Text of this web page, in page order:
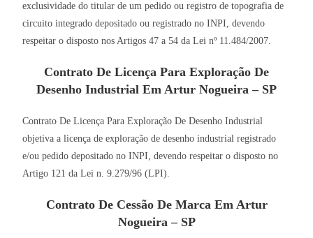
exclusividade do titular de um pedido ou registro de topografia de
circuito integrado depositado ou registrado no INPI, devendo
respeitar o disposto nos Artigos 47 a 54 da Lei nº 11.484/2007.
Contrato De Licença Para Exploração De
Desenho Industrial Em Artur Nogueira – SP
Contrato De Licença Para Exploração De Desenho Industrial
objetiva a licença de exploração de desenho industrial registrado
e/ou pedido depositado no INPI, devendo respeitar o disposto no
Artigo 121 da Lei n. 9.279/96 (LPI).
Contrato De Cessão De Marca Em Artur
Nogueira – SP